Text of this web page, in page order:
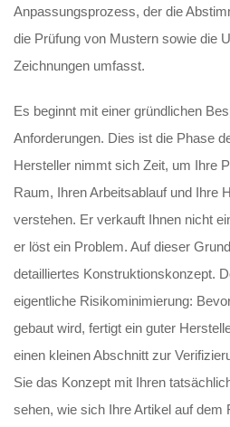
Anpassungsprozess, der die
die Prüfung von Mustern sowie die
Zeichnungen umfasst.
Es beginnt mit einer gründlichen
Anforderungen. Dies ist die Phase
Hersteller nimmt sich Zeit, um Ihre
Raum, Ihren Arbeitsablauf und Ihre
verstehen. Er verkauft Ihnen nicht
er löst ein Problem. Auf dieser
detailliertes Konstruktionskonzept.
eigentliche Risikominimierung:
gebaut wird, fertigt ein guter
einen kleinen Abschnitt zur
Sie das Konzept mit Ihren
sehen, wie sich Ihre Artikel auf dem